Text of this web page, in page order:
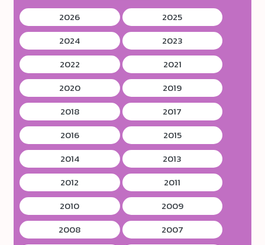
2026
2025
2024
2023
2022
2021
2020
2019
2018
2017
2016
2015
2014
2013
2012
2011
2010
2009
2008
2007